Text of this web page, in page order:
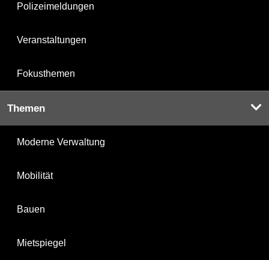
Polizeimeldungen
Veranstaltungen
Fokusthemen
Themen
Moderne Verwaltung
Mobilität
Bauen
Mietspiegel